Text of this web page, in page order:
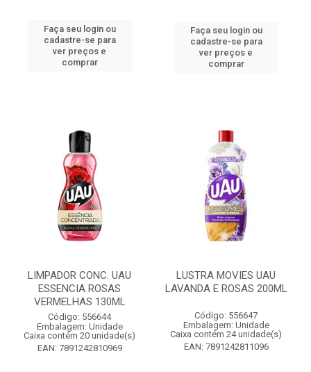
Faça seu login ou
cadastre-se para
ver preços e
comprar
Faça seu login ou
cadastre-se para
ver preços e
comprar
LIMPADOR CONC. UAU
ESSENCIA ROSAS
VERMELHAS 130ML
Código: 556644
Embalagem: Unidade
Caixa contém 20 unidade(s)
EAN: 7891242810969
LUSTRA MOVIES UAU
LAVANDA E ROSAS 200ML
Código: 556647
Embalagem: Unidade
Caixa contém 24 unidade(s)
EAN: 7891242811096